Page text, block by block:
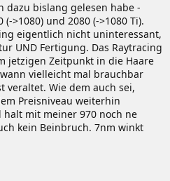
dazu bislang gelesen habe -
>1080) und 2080 (->1080 Ti).
eigentlich nicht uninteressant,
UND Fertigung. Das Raytracing
jetzigen Zeitpunkt in die Haare
vielleicht mal brauchbar
veraltet. Wie dem auch sei,
Preisniveau weiterhin
mit meiner 970 noch ne
kein Beinbruch. 7nm winkt